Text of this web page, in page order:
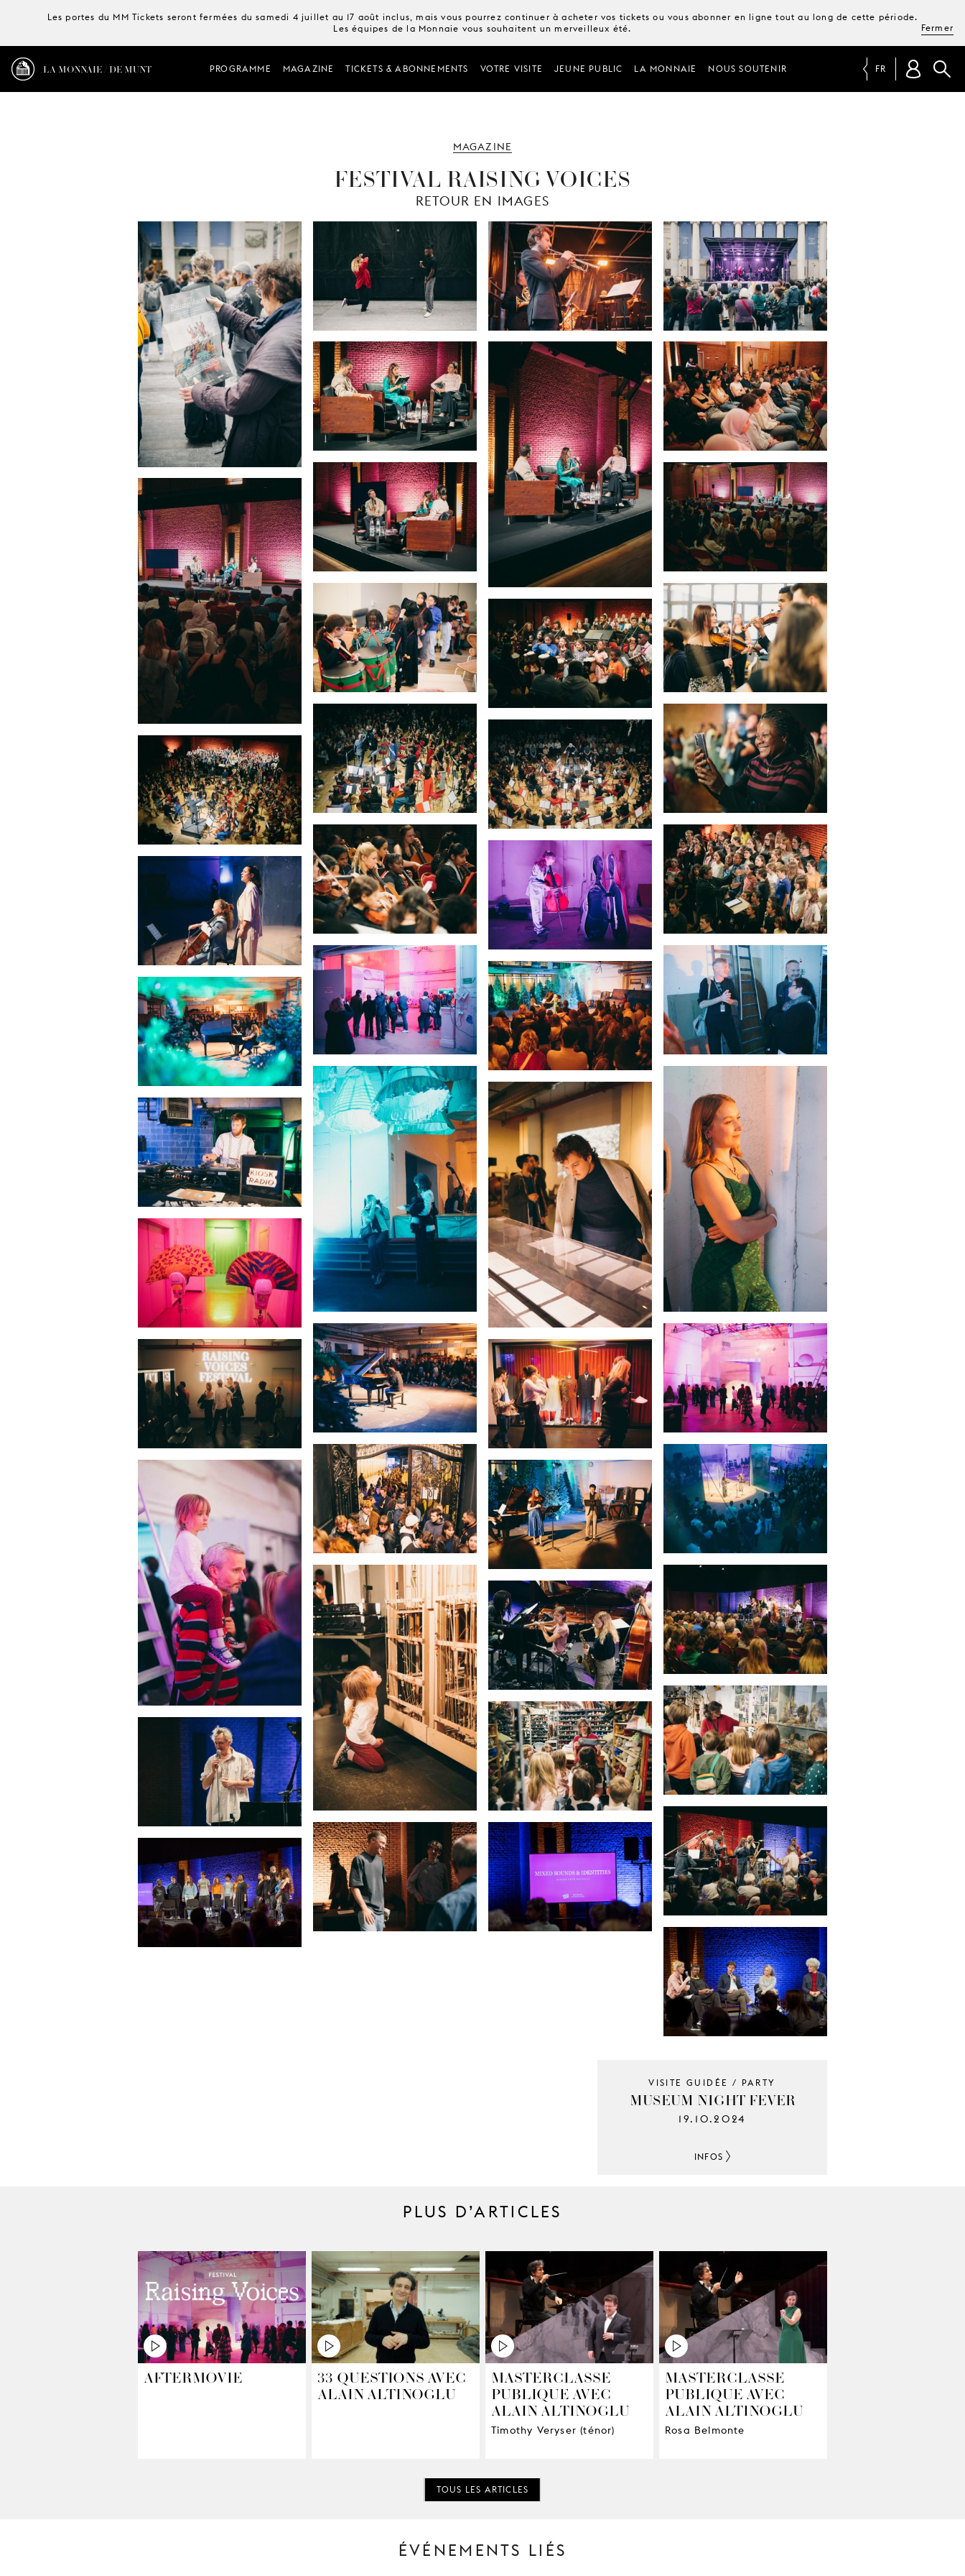
Les portes du MM Tickets seront fermées du samedi 4 juillet au 17 août inclus, mais vous pourrez continuer à acheter vos tickets ou vous abonner en ligne tout au long de cette période.
Les équipes de la Monnaie vous souhaitent un merveilleux été.
Fermer
LA MONNAIE / DE MUNT PROGRAMME MAGAZINE TICKETS & ABONNEMENTS VOTRE VISITE JEUNE PUBLIC LA MONNAIE NOUS SOUTENIR FR
MAGAZINE
FESTIVAL RAISING VOICES
RETOUR EN IMAGES
VISITE GUIDÉE / PARTY
MUSEUM NIGHT FEVER
19.10.2024
INFOS
PLUS D’ARTICLES
AFTERMOVIE 33 QUESTIONS AVEC
ALAIN ALTINOGLU
MASTERCLASSE
PUBLIQUE AVEC
ALAIN ALTINOGLU
Timothy Veryser (ténor)
MASTERCLASSE
PUBLIQUE AVEC
ALAIN ALTINOGLU
Rosa Belmonte
TOUS LES ARTICLES
ÉVÉNEMENTS LIÉS